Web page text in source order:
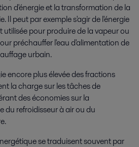
d'énergie et la transformation de la
Il peut par exemple s'agir de l'énergie
utilisée pour produire de la vapeur ou
préchauffer l'eau d'alimentation de
urbain.
encore plus élevée des fractions
la charge sur les tâches de
des économies sur la
du refroidisseur à air ou du
se traduisent souvent par